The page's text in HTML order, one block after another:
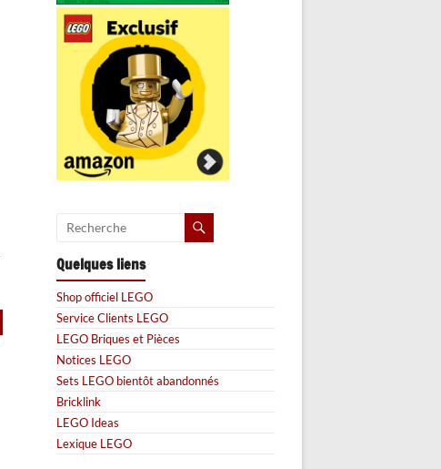
Quelques liens
Shop officiel LEGO
Service Clients LEGO
LEGO Briques et Pièces
Notices LEGO
Sets LEGO bientôt abandonnés
Bricklink
LEGO Ideas
Lexique LEGO